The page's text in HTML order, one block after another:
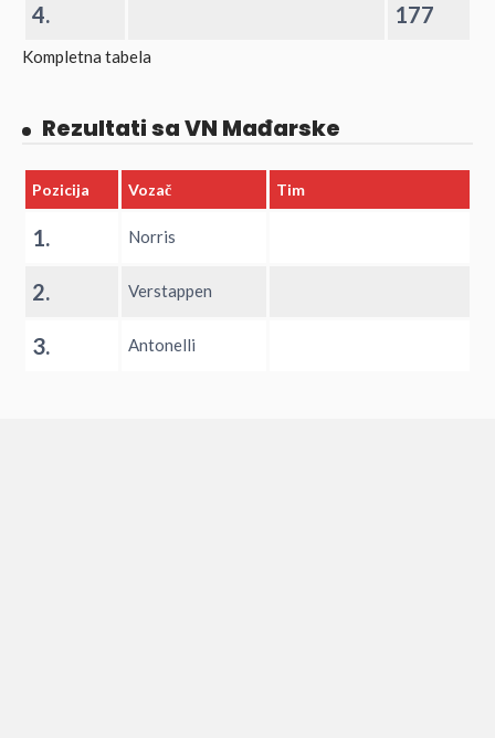
4. 177
Kompletna tabela
Rezultati sa VN Mađarske
Pozicija Vozač Tim
1. Norris
2. Verstappen
3. Antonelli